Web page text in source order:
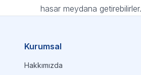
hasar meydana getirebilirler.
Kurumsal
Hakkımızda